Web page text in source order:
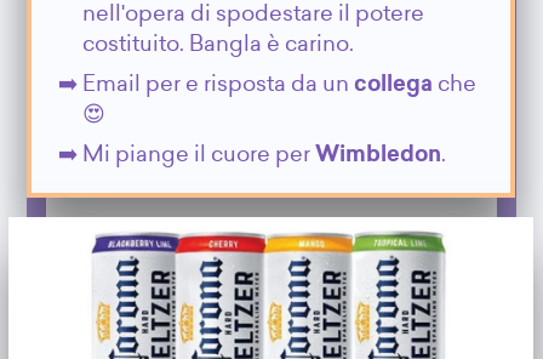
nell'opera di spodestare il potere
costituito. Bangla è carino.
Email per e risposta da uncollega che
😍
Mi piange il cuore per Wimbledon.